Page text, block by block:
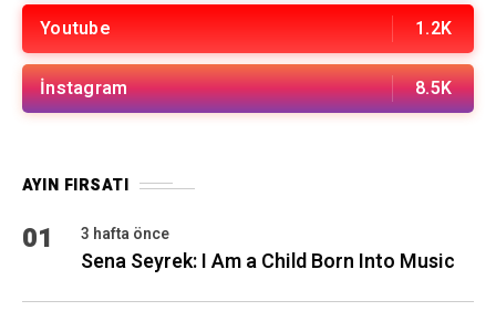
Youtube 1.2K
İnstagram 8.5K
AYIN FIRSATI
01 3 hafta önce
Sena Seyrek: I Am a Child Born Into Music